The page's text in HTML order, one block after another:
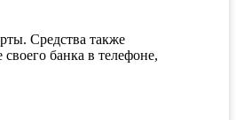
Средства также
банка в телефоне,